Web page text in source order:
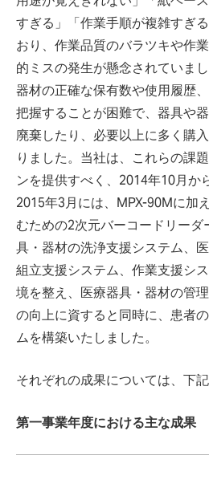
すぎる」「作業手順が複雑すぎ
おり、作業品質のバラツキや作
的ミスの発生が懸念されていま
器材の正確な保有数や使用履歴
把握することが困難で、器具や
廃棄したり、必要以上に多く購
りました。当社は、これらの課
ンを提供すべく、2014年10月か
2015年3月には、MPX-90Mに加
むための2次元バーコードリーダ
具・器材の洗浄支援システム、
組立支援システム、作業支援シ
境を整え、医療器具・器材の管
の向上に資すると同時に、患者
ムを構築いたしました。
それぞれの成果については、下
第一事業年度における主な成果